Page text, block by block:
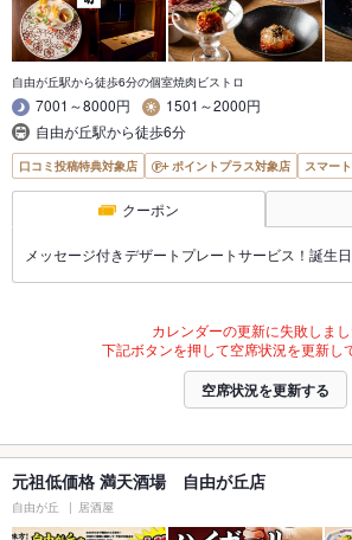
自由が丘駅から徒歩6分の個室焼肉ビストロ
7001～8000円
1501～2000円
自由が丘駅から徒歩6分
口コミ投稿特典対象店 ポイントプラス対象店 スマー
クーポン
メッセージ付きデザートプレートサービス！誕生
カレンダーの更新に失敗しまし
下記ボタンを押して空席状況を更新し
空席状況を更新する
元祖低価格 満天酒場 自由が丘店
自由が丘 居酒屋